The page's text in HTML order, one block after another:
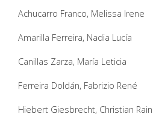
Achucarro Franco, Melissa Irene
Amarilla Ferreira, Nadia Lucía
Canillas Zarza, María Leticia
Ferreira Doldán, Fabrizio René
Hiebert Giesbrecht, Christian